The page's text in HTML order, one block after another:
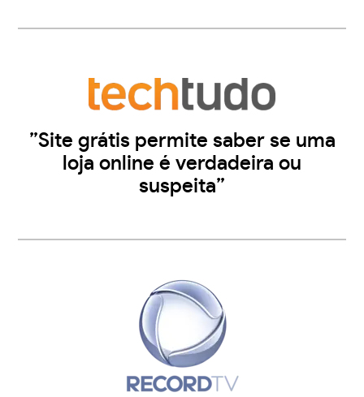
”Site grátis permite saber se uma
loja online é verdadeira ou
suspeita”